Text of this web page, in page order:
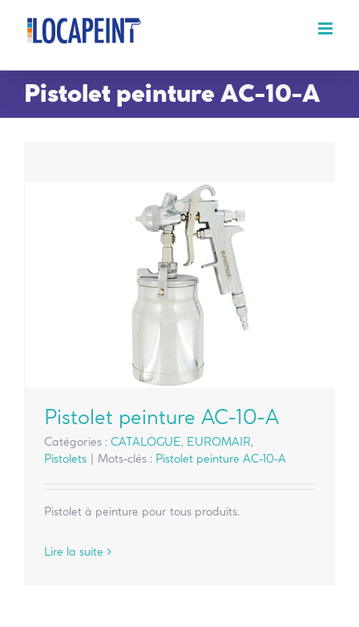
Passer
contenu
Pistolet peinture AC-10-A
Pistolet peinture AC-10-A
Catégories : CATALOGUE, EUROMAIR,
Pistolets
Mots-clés : Pistolet peinture AC-10-A
Pistolet à peinture pour tous produits.
Lire la suite